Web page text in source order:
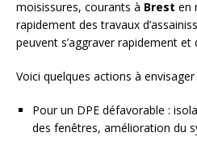
moisissures, courants à Brest en
rapidement des travaux
peuvent s’aggraver rapidement et
Voici quelques actions à
Pour un DPE défavorable :
des fenêtres, amélioration du